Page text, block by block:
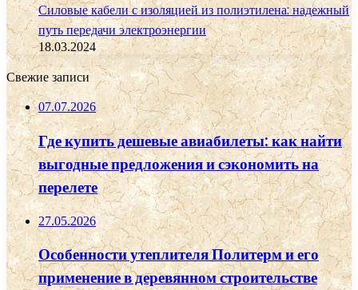
Силовые кабели с изоляцией из полиэтилена: надежный
путь передачи электроэнергии
18.03.2024
Свежие записи
07.07.2026
Где купить дешевые авиабилеты: как найти
выгодные предложения и сэкономить на
перелете
27.05.2026
Особенности утеплителя Политерм и его
применение в деревянном строительстве